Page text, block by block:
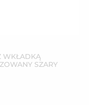
WKŁADKĄ
SZARY